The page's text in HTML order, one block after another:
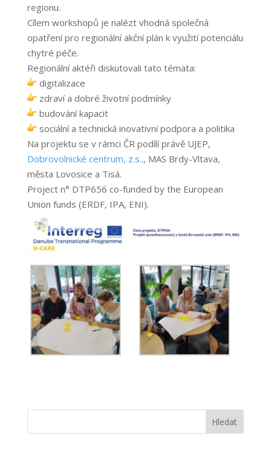
regionu.
Cílem workshopů je nalézt vhodná společná
opatření pro regionální akční plán k využití potenciálu
chytré péče.
Regionální aktéři diskutovali tato témata:
digitalizace
zdraví a dobré životní podmínky
budování kapacit
sociální a technická inovativní podpora a politika
Na projektu se v rámci ČR podílí právě UJEP,
Dobrovolnické centrum, z.s.., MAS Brdy-Vltava,
města Lovosice a Tisá.
Project n° DTP656 co-funded by the European
Union funds (ERDF, IPA, ENI).